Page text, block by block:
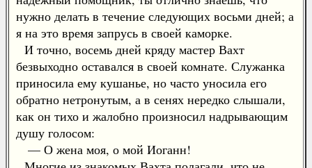
нужно делать в течение следующих восьми дней; а
я на это время запрусь в своей каморке.
И точно, восемь дней кряду мастер Вахт
безвыходно оставался в своей комнате. Служанка
приносила ему кушанье, но часто уносила его
обратно нетронутым, а в сенях нередко слышали,
как он тихо и жалобно произносил надрывающим
душу голосом:
— О жена моя, о мой Иоганн!